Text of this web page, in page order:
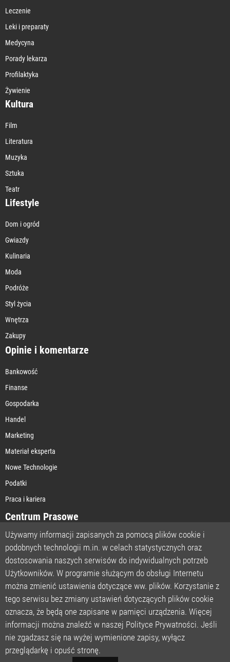
Leczenie
Leki i preparaty
Medycyna
Porady lekarza
Profilaktyka
Żywienie
Kultura
Film
Literatura
Muzyka
Sztuka
Teatr
Lifestyle
Dom i ogród
Gwiazdy
Kulinaria
Moda
Podróże
Styl życia
Wnętrza
Zakupy
Opinie i komentarze
Bankowość
Finanse
Gospodarka
Handel
Marketing
Materiał eksperta
Nowe Technologie
Podatki
Praca i kariera
Centrum Prasowe
STRONA GŁÓWNA
O NAS
POLITYKA PRYWATNOŚCI
REGULAMIN
LICENCJA
REJESTRACJA
KONTAKT
Używamy informacji zapisanych za pomocą plików cookie i
podobnych technologii m.in. w celach statystycznych oraz
dostosowania naszych serwisów do indywidualnych potrzeb
Użytkowników. W programie służącym do obsługi Internetu
można zmienić ustawienia dotyczące ww. plików. Korzystanie z
tego serwisu bez zmiany ustawień dotyczących plików cookie
oznacza, że będą one zapisane w pamięci urządzenia. Więcej
informacji można znaleźć w naszej Polityce Prywatności. Jeśli
nie zgadzasz się na wyżej wymienione zapisy, wyłącz
przeglądarkę i opuść stronę.